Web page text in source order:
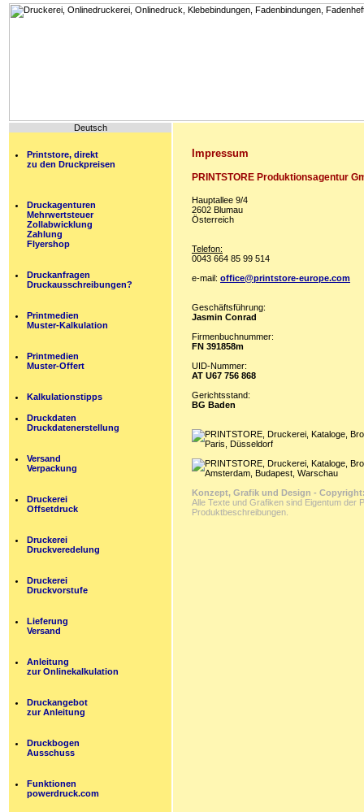
Deutsch
Printstore, direkt
zu den Druckpreisen
Druckagenturen
Mehrwertsteuer
Zollabwicklung
Zahlung
Flyershop
Druckanfragen
Druckausschreibungen?
Printmedien
Muster-Kalkulation
Printmedien
Muster-Offert
Kalkulationstipps
Druckdaten
Druckdatenerstellung
Versand
Verpackung
Druckerei
Offsetdruck
Druckerei
Druckveredelung
Druckerei
Druckvorstufe
Lieferung
Versand
Anleitung
zur Onlinekalkulation
Druckangebot
zur Anleitung
Druckbogen
Ausschuss
Funktionen
powerdruck.com
Impressum
PRINTSTORE Produktionsagentur
Hauptallee 9/4
2602 Blumau
Österreich
Telefon:
0043 664 85 99 514
e-mail: office@printstore-europe.com
Geschäftsführung:
Jasmin Conrad
Firmenbuchnummer:
FN 391858m
UID-Nummer:
AT U67 756 868
Gerichtsstand:
BG Baden
Konzept, Grafik und Design -
Alle Texte und Grafiken sind Eigentum der
Produktbeschreibungen.